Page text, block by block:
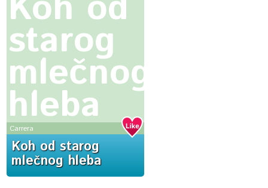
starog
mlečnog
hleba
Carrera
Koh od starog
mlečnog hleba